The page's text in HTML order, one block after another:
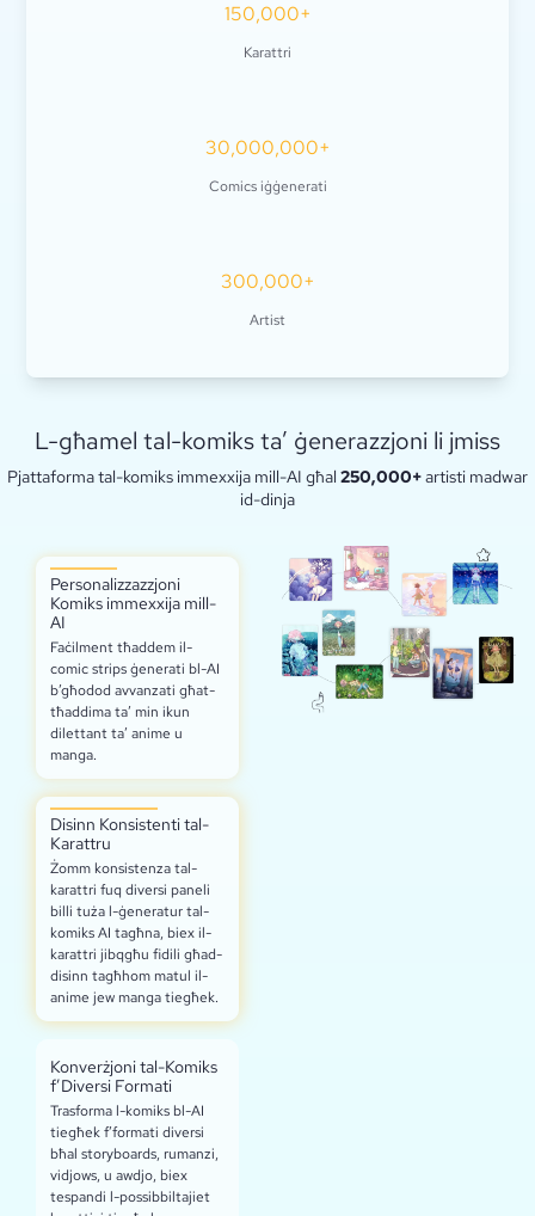
150,000+
Karattri
30,000,000+
Comics iġġenerati
300,000+
Artist
L-għamel tal-komiks ta’ ġenerazzjoni li jmiss
Pjattaforma tal-komiks immexxija mill-AI għal 250,000+artisti madwar
id-dinja
Personalizzazzjoni
Komiks immexxija mill-
AI
Faċilment tħaddem il-
comic strips ġenerati bl-AI
b’għodod avvanzati għat-
tħaddima ta’ min ikun
dilettant ta’ anime u
manga.
Disinn Konsistenti tal-
Karattru
Żomm konsistenza tal-
karattri fuq diversi paneli
billi tuża l-ġeneratur tal-
komiks AI tagħna, biex il-
karattri jibqgħu fidili għad-
disinn tagħhom matul il-
anime jew manga tiegħek.
Konverżjoni tal-Komiks
f’Diversi Formati
Trasforma l-komiks bl-AI
tiegħek f’formati diversi
bħal storyboards, rumanzi,
vidjows, u awdjo, biex
tespandi l-possibbiltajiet